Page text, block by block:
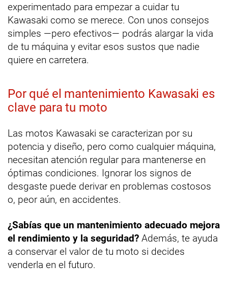
experimentado para empezar a cuidar tu
Kawasaki como se merece. Con unos consejos
simples —pero efectivos— podrás alargar la vida
de tu máquina y evitar esos sustos que nadie
quiere en carretera.
Por qué el mantenimiento Kawasaki es
clave para tu moto
Las motos Kawasaki se caracterizan por su
potencia y diseño, pero como cualquier máquina,
necesitan atención regular para mantenerse en
óptimas condiciones. Ignorar los signos de
desgaste puede derivar en problemas costosos
o, peor aún, en accidentes.
¿Sabías que un mantenimiento adecuado mejora
el rendimiento y la seguridad? Además, te ayuda
a conservar el valor de tu moto si decides
venderla en el futuro.